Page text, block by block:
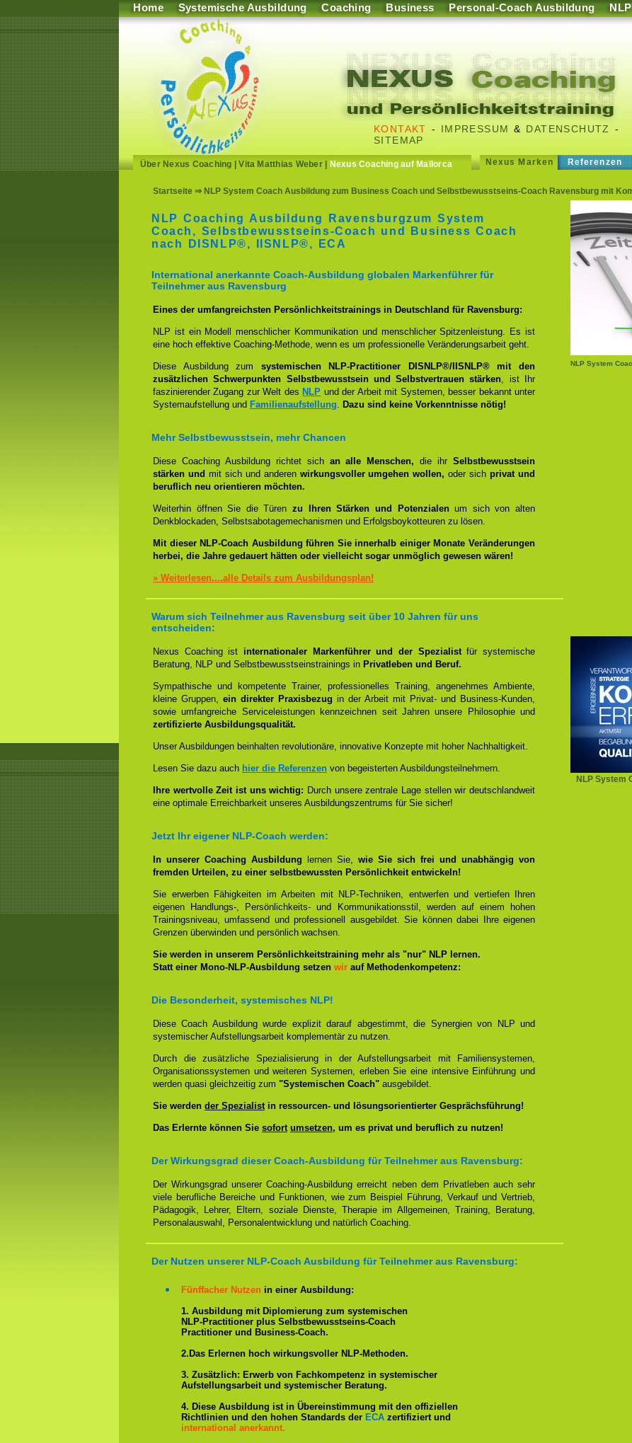
Home Systemische Ausbildung Coaching Business Personal-Coach Ausbildung NLP
KONTAKT - IMPRESSUM & DATENSCHUTZ
-
SITEMAP
Über Nexus Coaching |Vita Matthias Weber| Nexus Coaching auf Mallorca Nexus Marken Referenzen
Startseite ⇒ NLP System Coach Ausbildung zum Business Coach und Selbstbewusstseins-Coach Ravensburg mit
NLP System
NLP Coaching Ausbildung Ravensburgzum System
Coach, Selbstbewusstseins-Coach und Business Coach
nach DISNLP®, IISNLP®, ECA
International anerkannte Coach-Ausbildung globalen Markenführer für
Teilnehmer aus Ravensburg
Eines der umfangreichsten Persönlichkeitstrainings in Deutschland für Ravensburg:
NLP ist ein Modell menschlicher Kommunikation und menschlicher Spitzenleistung. Es ist
eine hoch effektive Coaching-Methode, wenn es um professionelle Veränderungsarbeit geht.
Diese Ausbildung zum systemischen NLP-Practitioner DISNLP®/IISNLP® mit den
zusätzlichen Schwerpunkten Selbstbewusstsein und Selbstvertrauen stärken, ist Ihr
faszinierender Zugang zur Welt des NLP und der Arbeit mit Systemen, besser bekannt unter
Systemaufstellung und Familienaufstellung. Dazu sind keine Vorkenntnisse nötig!
Mehr Selbstbewusstsein, mehr Chancen
Diese Coaching Ausbildung richtet sich an alle Menschen, die ihrSelbstbewusstsein
stärken und mit sich und anderen wirkungsvoller umgehen wollen, oder sichprivat und
beruflich neu orientieren möchten.
Weiterhin öffnen Sie die Türenzu Ihren Stärken und Potenzialenum sich von alten
Denkblockaden, Selbstsabotagemechanismen und Erfolgsboykotteuren zu lösen.
Mit dieser NLP-Coach Ausbildung führen Sie innerhalb einiger Monate Veränderungen
herbei, die Jahre gedauert hätten oder vielleicht sogar unmöglich gewesen wären!
» Weiterlesen....alle Details zum Ausbildungsplan!
Warum sich Teilnehmer aus Ravensburg seit über 10 Jahren für uns
entscheiden:
NLP System
Nexus Coaching ist internationaler Markenführer und der Spezialistfür systemische
Beratung, NLP und Selbstbewusstseinstrainings in Privatleben und Beruf.
Sympathische und kompetente Trainer, professionelles Training, angenehmes Ambiente,
kleine Gruppen, ein direkter Praxisbezug in der Arbeit mit Privat- und Business-Kunden,
sowie umfangreiche Serviceleistungen kennzeichnen seit Jahren unsere Philosophie und
zertifizierte Ausbildungsqualität.
Unser Ausbildungen beinhalten revolutionäre, innovative Konzepte mit hoher Nachhaltigkeit.
Lesen Sie dazu auch hier die Referenzen von begeisterten Ausbildungsteilnehmern.
Ihre wertvolle Zeit ist uns wichtig: Durch unsere zentrale Lage stellen wir deutschlandweit
eine optimale Erreichbarkeit unseres Ausbildungszentrums für Sie sicher!
Jetzt Ihr eigener NLP-Coach werden:
In unserer Coaching Ausbildung lernen Sie, wie Sie sich frei und unabhängig von
fremden Urteilen, zu einer selbstbewussten Persönlichkeit entwickeln!
Sie erwerben Fähigkeiten im Arbeiten mit NLP-Techniken, entwerfen und vertiefen Ihren
eigenen Handlungs-, Persönlichkeits- und Kommunikationsstil, werden auf einem hohen
Trainingsniveau, umfassend und professionell ausgebildet. Sie können dabei Ihre eigenen
Grenzen überwinden und persönlich wachsen.
Sie werden in unserem Persönlichkeitstraining mehr als "nur" NLP lernen.
Statt einer Mono-NLP-Ausbildung setzen wir auf Methodenkompetenz:
Die Besonderheit, systemisches NLP!
Diese Coach Ausbildung wurde explizit darauf abgestimmt, die Synergien von NLP und
systemischer Aufstellungsarbeit komplementär zu nutzen.
Durch die zusätzliche Spezialisierung in der Aufstellungsarbeit mit Familiensystemen,
Organisationssystemen und weiteren Systemen, erleben Sie eine intensive Einführung und
werden quasi gleichzeitig zum "Systemischen Coach" ausgebildet.
Sie werden der Spezialistin ressourcen- und lösungsorientierter Gesprächsführung!
Das Erlernte können Sie sofort umsetzen, um es privat und beruflich zu nutzen!
Der Wirkungsgrad dieser Coach-Ausbildung für Teilnehmer aus Ravensburg:
Der Wirkungsgrad unserer Coaching-Ausbildung erreicht neben dem Privatleben auch sehr
viele berufliche Bereiche und Funktionen, wie zum Beispiel Führung, Verkauf und Vertrieb,
Pädagogik, Lehrer, Eltern, soziale Dienste, Therapie im Allgemeinen, Training, Beratung,
Personalauswahl, Personalentwicklung und natürlich Coaching.
Der Nutzen unserer NLP-Coach Ausbildung für Teilnehmer aus Ravensburg:
Fünffacher Nutzen in einer Ausbildung:
1. Ausbildung mit Diplomierung zum systemischen
NLP-Practitioner plus Selbstbewusstseins-Coach
Practitioner und Business-Coach.
2.Das Erlernen hoch wirkungsvoller NLP-Methoden.
3. Zusätzlich: Erwerb von Fachkompetenz in systemischer
Aufstellungsarbeit und systemischer Beratung.
4. Diese Ausbildung ist in Übereinstimmung mit den offiziellen
Richtlinien und den hohen Standards der ECA zertifiziert und
international anerkannt.